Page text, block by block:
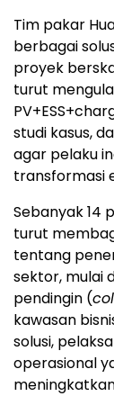
Tim pakar
berbagai
proyek
turut
studi kasus,
agar pelaku
transformasi
Sebanyak 14
turut
tentang
sektor, mulai
pendingin (
kawasan
solusi,
operasional